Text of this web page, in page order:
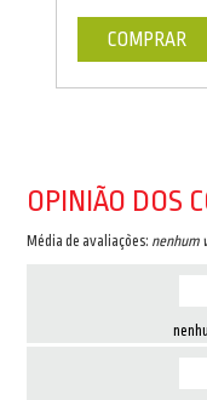
COMPRAR
OPINIÃO DOS
Média de avaliações: nenhum